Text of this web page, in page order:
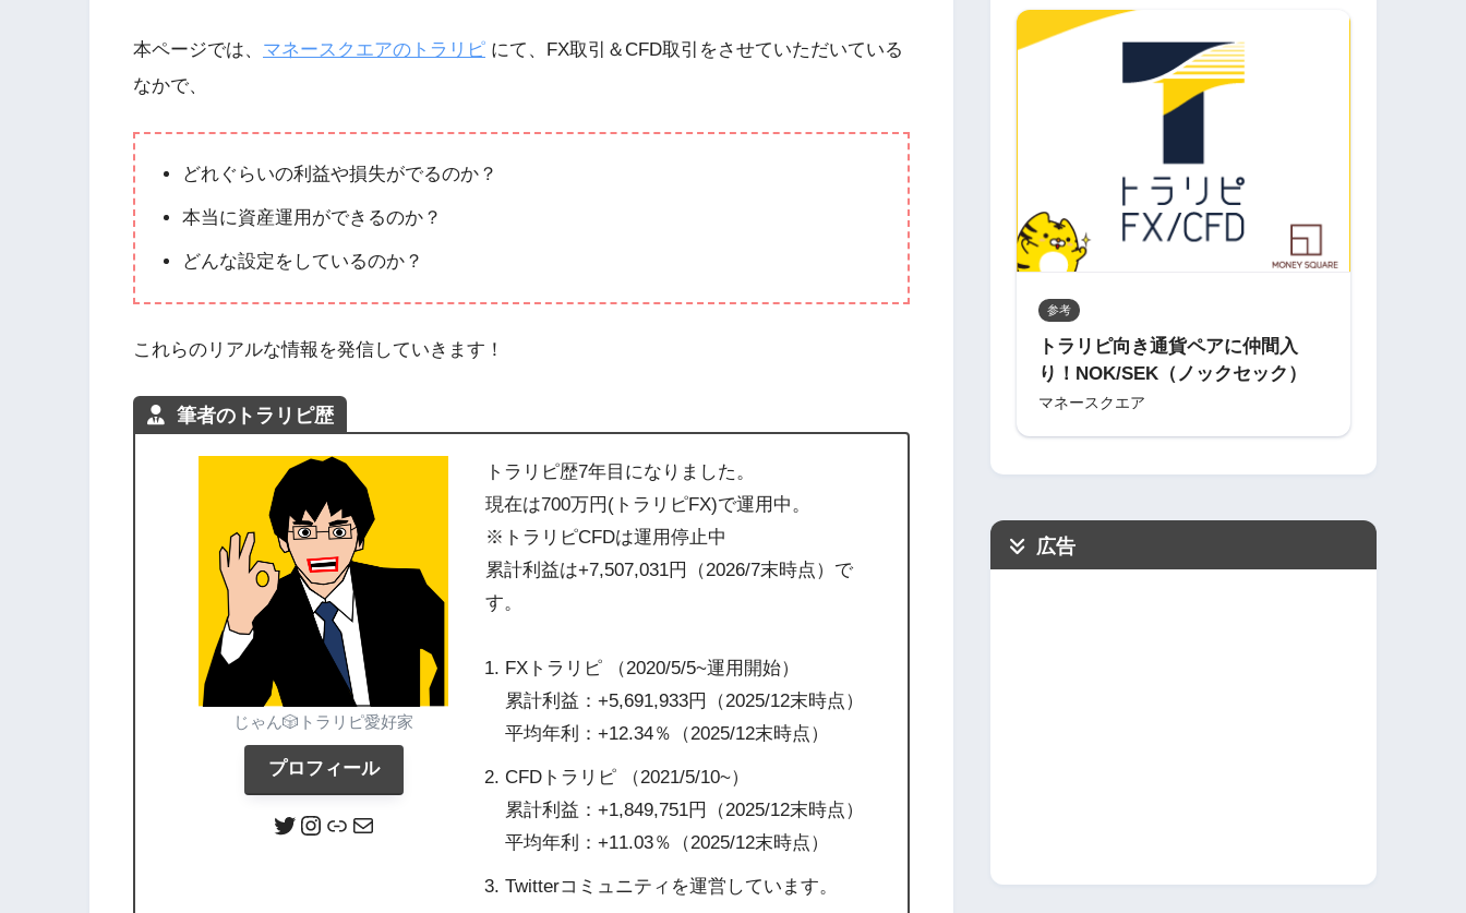
本ページでは、 マネースクエアのトラリピ にて、FX取引＆CFD取引をさせていただいている
なかで、
どれぐらいの利益や損失がでるのか？
本当に資産運用ができるのか？
どんな設定をしているのか？
これらのリアルな情報を発信していきます！
筆者のトラリピ歴
じゃん🎲トラリピ愛好家
プロフィール
トラリピ歴7年目になりました。
現在は700万円(トラリピFX)で運用中。
※トラリピCFDは運用停止中
累計利益は+7,507,031円（2026/7末時点）で
す。
FXトラリピ （2020/5/5~運用開始）
累計利益：+5,691,933円（2025/12末時点）
平均年利：+12.34％（2025/12末時点）
CFDトラリピ （2021/5/10~）
累計利益：+1,849,751円（2025/12末時点）
平均年利：+11.03％（2025/12末時点）
Twitterコミュニティを運営しています。
参考
トラリピ向き通貨ペアに仲間入
り！NOK/SEK（ノックセック）
マネースクエア
広告